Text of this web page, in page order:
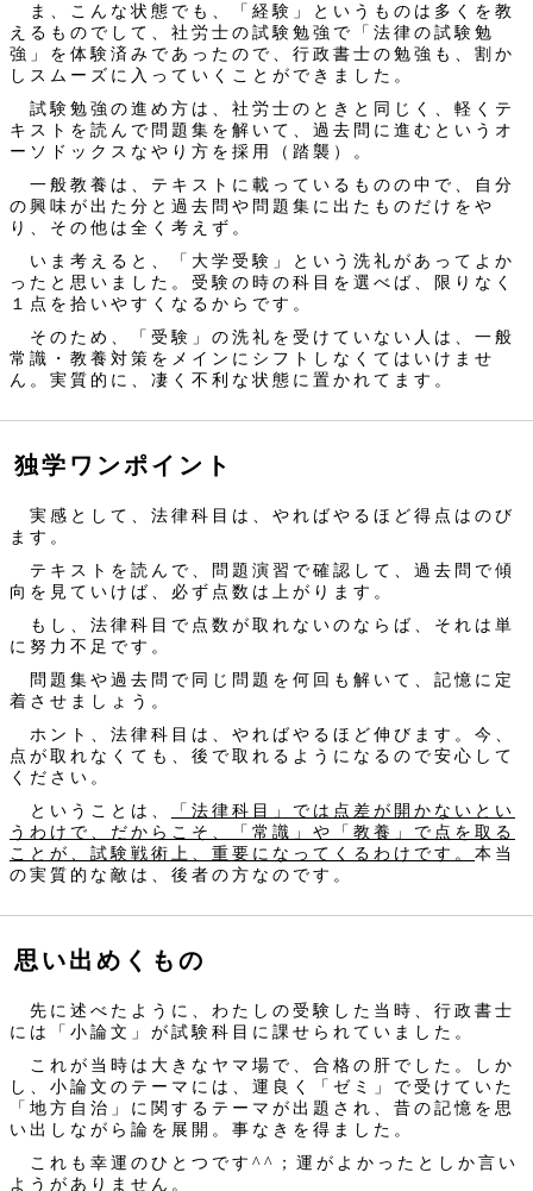
ま、こんな状態でも、「経験」というものは多くを教
えるものでして、社労士の試験勉強で「法律の試験勉
強」を体験済みであったので、行政書士の勉強も、割か
しスムーズに入っていくことができました。
試験勉強の進め方は、社労士のときと同じく、軽くテ
キストを読んで問題集を解いて、過去問に進むというオ
ーソドックスなやり方を採用（踏襲）。
一般教養は、テキストに載っているものの中で、自分
の興味が出た分と過去問や問題集に出たものだけをや
り、その他は全く考えず。
いま考えると、「大学受験」という洗礼があってよか
ったと思いました。受験の時の科目を選べば、限りなく
１点を拾いやすくなるからです。
そのため、「受験」の洗礼を受けていない人は、一般
常識・教養対策をメインにシフトしなくてはいけませ
ん。実質的に、凄く不利な状態に置かれてます。
独学ワンポイント
実感として、法律科目は、やればやるほど得点はのび
ます。
テキストを読んで、問題演習で確認して、過去問で傾
向を見ていけば、必ず点数は上がります。
もし、法律科目で点数が取れないのならば、それは単
に努力不足です。
問題集や過去問で同じ問題を何回も解いて、記憶に定
着させましょう。
ホント、法律科目は、やればやるほど伸びます。今、
点が取れなくても、後で取れるようになるので安心して
ください。
ということは、
「法律科目」では点差が開かないとい
うわけで、だからこそ、「常識」や「教養」で点を取る
ことが、試験戦術上、重要になってくるわけです。 本当
の実質的な敵は、後者の方なのです。
思い出めくもの
先に述べたように、わたしの受験した当時、行政書士
には「小論文」が試験科目に課せられていました。
これが当時は大きなヤマ場で、合格の肝でした。しか
し、小論文のテーマには、運良く「ゼミ」で受けていた
「地方自治」に関するテーマが出題され、昔の記憶を思
い出しながら論を展開。事なきを得ました。
これも幸運のひとつです^^；運がよかったとしか言い
ようがありません。